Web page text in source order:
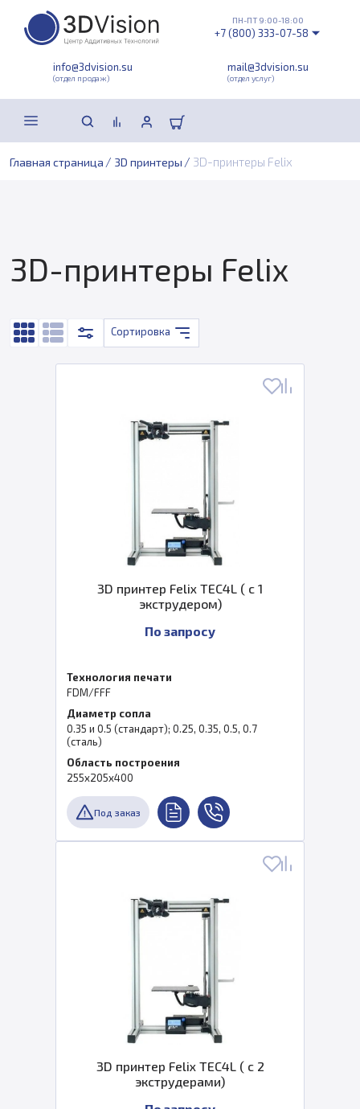
info@3dvision.su
(отдел продаж)
mail@3dvision.su
(отдел услуг)
ПН-ПТ 9:00-18:00
+7 (800) 333-07-58
Главная страница / 3D принтеры / 3D-принтеры Felix
3D-принтеры Felix
Сортировка
3D принтер Felix TEC4L ( с 1
экструдером)
По запросу
Технология печати
FDM/FFF
Диаметр сопла
0.35 и 0.5 (стандарт); 0.25, 0.35, 0.5, 0.7
(сталь)
Область построения
255х205х400
Под заказ
3D принтер Felix TEC4L ( с 2
экструдерами)